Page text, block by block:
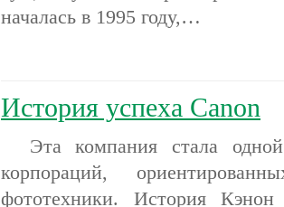
началась в 1995 году,…
История успеха Canon
Эта компания стала
корпораций,
фототехники. История